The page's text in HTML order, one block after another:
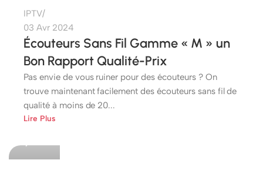
IPTV
03 Avr 2024
Écouteurs Sans Fil Gamme « M » un
Bon Rapport Qualité-Prix
Pas envie de vous ruiner pour des écouteurs ? On
trouve maintenant facilement des écouteurs sans fil de
qualité à moins de 20...
Lire Plus
etshop